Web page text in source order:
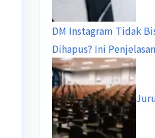
DM Instagram Tidak
Dihapus? Ini